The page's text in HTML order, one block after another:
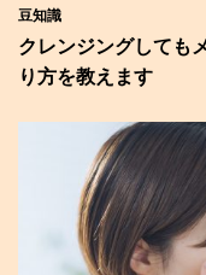
豆知識
クレンジングしても
り方を教えます